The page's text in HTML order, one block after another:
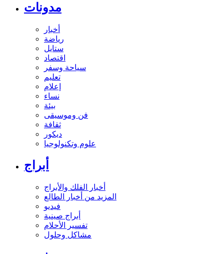
مدونات
أخبار
رياضة
ستايل
اقتصاد
سياحة وسفر
تعليم
إعلام
نساء
بيئة
فن وموسيقى
ثقافة
ديكور
علوم وتكنولوجيا
أبراج
أخبار الفلك والأبراج
المزيد من أخبار الطالع
فيديو
أبراج صينية
تفسير الأحلام
مشاكل وحلول